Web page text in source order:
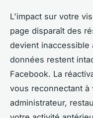
L'impact sur votre
page disparaît des
devient inaccessible
données restent
Facebook. La
vous reconnectant à
administrateur,